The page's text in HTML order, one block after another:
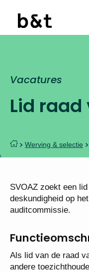
Lid
Vacatures
Werving & selectie
SVOAZ zoekt een
deskundigheid op
auditcommissie.
Als lid van de raad
andere